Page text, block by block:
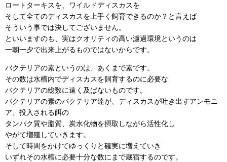
ロートターキスを、ワイルドディスカスを
そして全てのディスカスを上手く飼育できるのか？と言えば
そういう事では決してございません。
といいますのも、実はクオリティの高い濾過環境というのは
一朝一夕で出来上がるものではないからです。
バクテリアの素というのは、あくまで素です。
その数は水槽内でディスカスを飼育するのに必要な
バクテリアの総数に遠く及ばないものです。
バクテリアの素のバクテリア達が、ディスカスが吐き出すアンモニ
ア、投入される餌の
タンパク質や脂質、炭水化物を摂取しながら活性化し
やがて増殖していきます。
そして時間をかけてゆっくりと確実に増えていき
いずれその水槽に必要十分な数にまで蔵宿するのです。